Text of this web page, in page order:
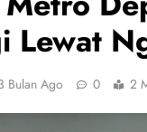
Lewat
Bulan Ago 0 2